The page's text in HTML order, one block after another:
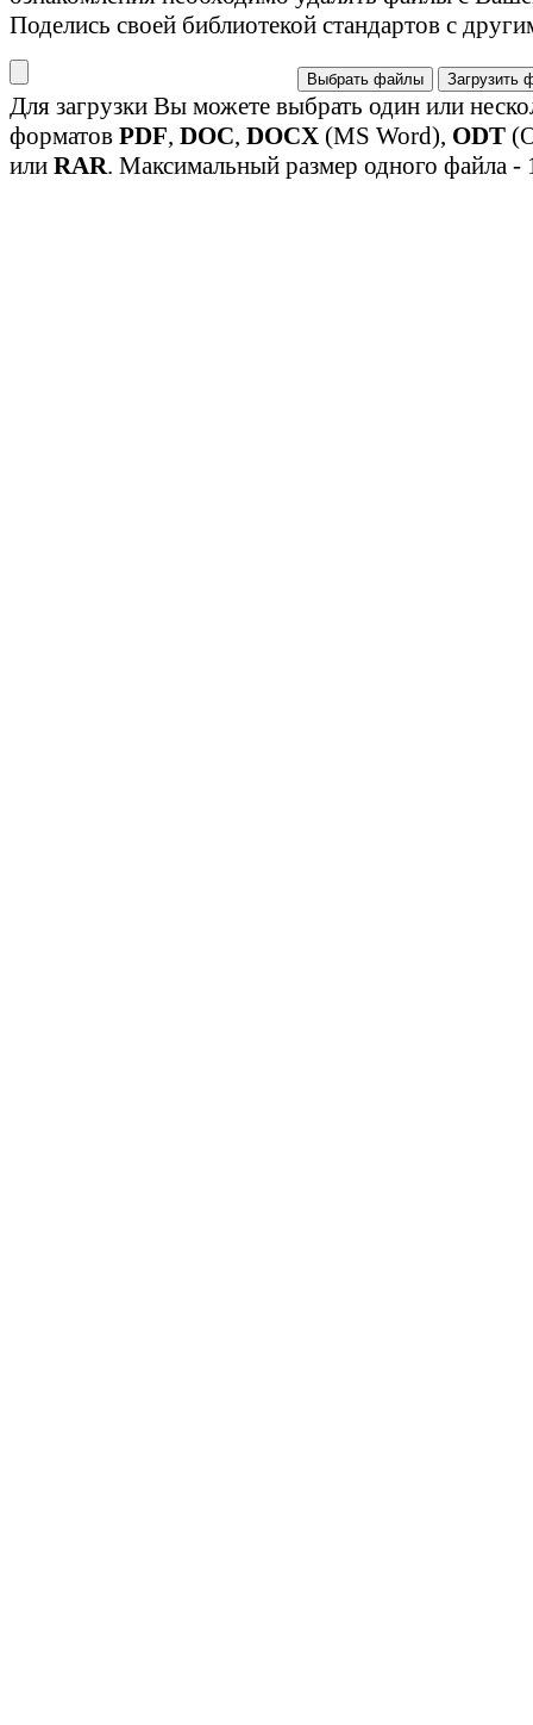
Поделись своей библиотекой стандартов с
Выбрать файлы Загрузить
Для загрузки Вы можете выбрать один или
форматов PDF, DOC, DOCX (MS Word), ODT
или RAR. Максимальный размер одного файла